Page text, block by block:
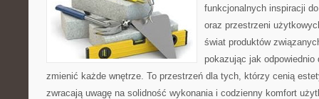
funkcjonalnych inspiracji
oraz przestrzeni
świat produktów
pokazując jak odpowiednio
zmienić każde wnętrze. To przestrzeń dla tych, którzy cenią
zwracają uwagę na solidność wykonania i codzienny komfort